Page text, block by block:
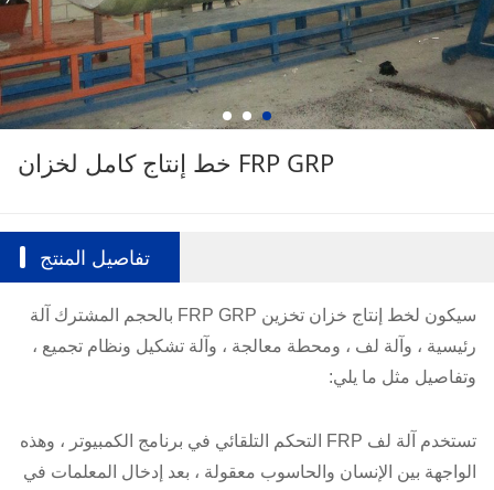
خط إنتاج كامل لخزان FRP GRP
تفاصيل المنتج
سيكون لخط إنتاج خزان تخزين FRP GRP بالحجم المشترك آلة
رئيسية ، وآلة لف ، ومحطة معالجة ، وآلة تشكيل ونظام تجميع ،
وتفاصيل مثل ما يلي:
تستخدم آلة لف FRP التحكم التلقائي في برنامج الكمبيوتر ، وهذه
الواجهة بين الإنسان والحاسوب معقولة ، بعد إدخال المعلمات في